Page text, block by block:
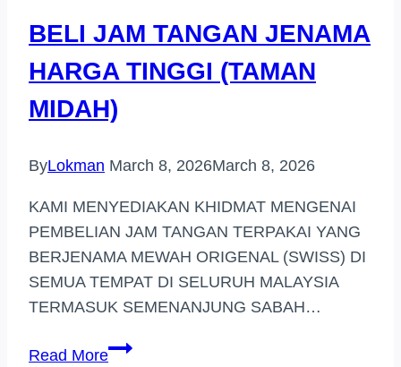
(IPOH)
BELI JAM TANGAN JENAMA
HARGA TINGGI (TAMAN
MIDAH)
ByLokman March 8, 2026March 8, 2026
KAMI MENYEDIAKAN KHIDMAT MENGENAI
PEMBELIAN JAM TANGAN TERPAKAI YANG
BERJENAMA MEWAH ORIGENAL (SWISS) DI
SEMUA TEMPAT DI SELURUH MALAYSIA
TERMASUK SEMENANJUNG SABAH…
Read MoreBELI